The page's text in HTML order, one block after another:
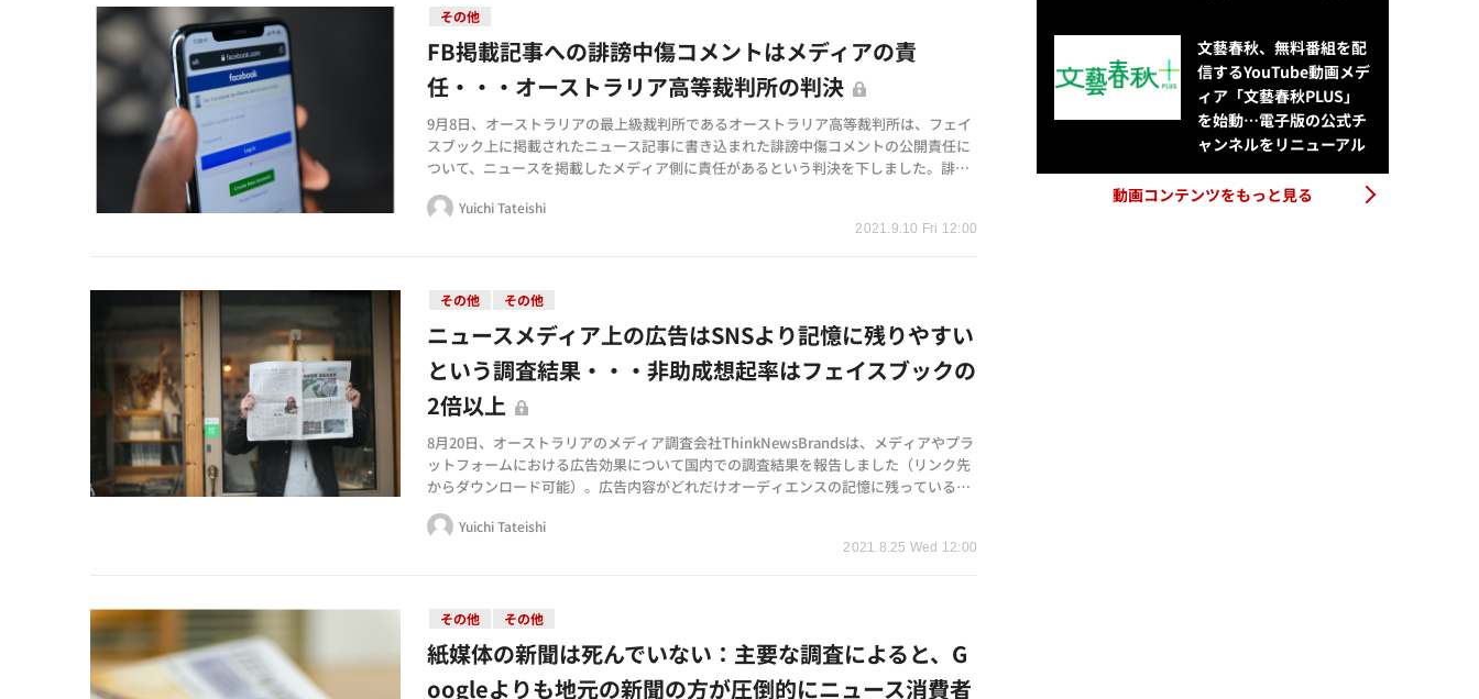
その他
2021.9.10 Fri 12:00
FB掲載記事への誹謗中傷コメントはメディアの責
任・・・オーストラリア高等裁判所の判決
9月8日、オーストラリアの最上級裁判所であるオーストラリア高等裁判所は、フェイ
スブック上に掲載されたニュース記事に書き込まれた誹謗中傷コメントの公開責任に
ついて、ニュースを掲載したメディア側に責任があるという判決を下しました。誹謗
中傷を広めるという意図…
Yuichi Tateishi
その他 その他
2021.8.25 Wed 12:00
ニュースメディア上の広告はSNSより記憶に残りやすい
という調査結果・・・非助成想起率はフェイスブックの
2倍以上
8月20日、オーストラリアのメディア調査会社ThinkNewsBrandsは、メディアやプラ
ットフォームにおける広告効果について国内での調査結果を報告しました（リンク先
からダウンロード可能）。広告内容がどれだけオーディエンスの記憶に残っているか
に焦点を当てた今回の調査…
Yuichi Tateishi
その他 その他
紙媒体の新聞は死んでいない：主要な調査によると、G
oogleよりも地元の新聞の方が圧倒的にニュース消費者
文藝春秋、無料番組を配
信するYouTube動画メデ
ィア「文藝春秋PLUS」
を始動…電子版の公式チ
ャンネルをリニューアル
動画コンテンツをもっと見る